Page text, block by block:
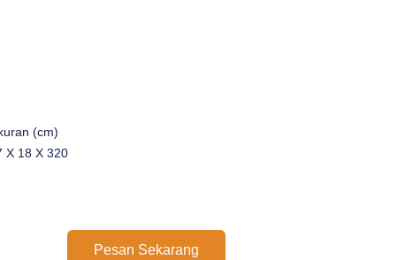
(cm)
X 18 X 320
Pesan Sekarang